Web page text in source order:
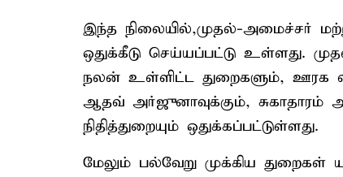
இந்த நிலையில்,முதல்-அமைச்சர்
ஒதுக்கீடு செய்யப்பட்டு உள்ளது.
நலன் உள்ளிட்ட துறைகளும், ஊரக
ஆதவ் அர்ஜுனாவுக்கும், சுகாதாரம்
நிதித்துறையும் ஒதுக்கப்பட்டுள்ளது.
மேலும் பல்வேறு முக்கிய துறைகள்